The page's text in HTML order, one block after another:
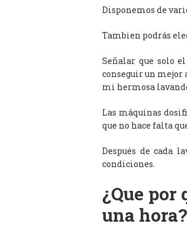
Disponemos de
Tambien podrás
Señalar que solo
conseguir un mejor
mi hermosa
Las máquinas
que no hace falta
Después de cada
condiciones.
¿Que por
una hora?